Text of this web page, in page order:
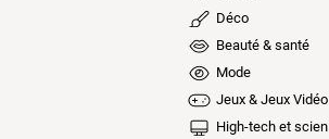
Déco
Beauté & santé
Mode
Jeux & Jeux Vidéo
High-tech et sciences